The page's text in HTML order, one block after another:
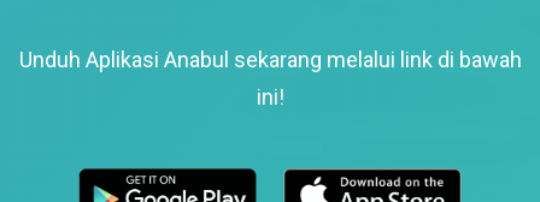
Unduh Aplikasi Anabul sekarang melalui link di bawah
ini!